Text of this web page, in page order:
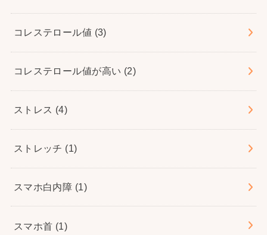
コレステロール値 (3)
コレステロール値が高い (2)
ストレス (4)
ストレッチ (1)
スマホ白内障 (1)
スマホ首 (1)